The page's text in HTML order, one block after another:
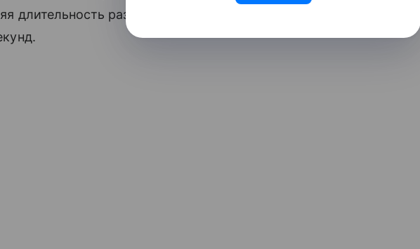
длительность разговора с мошенниками граждан от 18